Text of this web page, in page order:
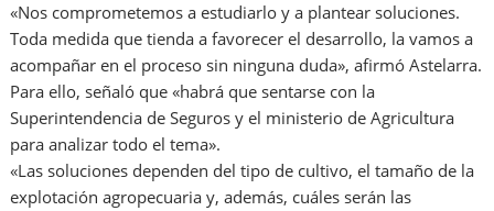
«Nos comprometemos a estudiarlo y a plantear soluciones.
Toda medida que tienda a favorecer el desarrollo, la vamos a
acompañar en el proceso sin ninguna duda», afirmó Astelarra.
Para ello, señaló que «habrá que sentarse con la
Superintendencia de Seguros y el ministerio de Agricultura
para analizar todo el tema».
«Las soluciones dependen del tipo de cultivo, el tamaño de la
explotación agropecuaria y, además, cuáles serán las